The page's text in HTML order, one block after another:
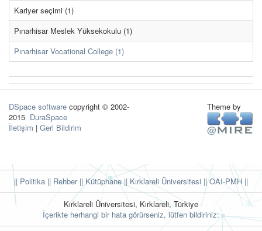
Kariyer seçimi (1)
Pınarhisar Meslek Yüksekokulu (1)
Pınarhisar Vocational College (1)
DSpace software copyright © 2002-
2015 DuraSpace
İletişim | Geri Bildirim
Theme by
|| Politika || Rehber|| Kütüphane|| Kırklareli Üniversitesi ||OAI-PMH ||
Kırklareli Üniversitesi, Kırklareli, Türkiye
İçerikte herhangi bir hata görürseniz, lütfen bildiriniz: